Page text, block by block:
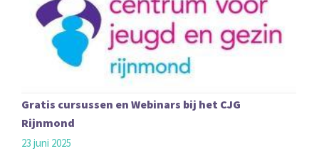
Gratis cursussen en Webinars bij het CJG
Rijnmond
23 juni 2025